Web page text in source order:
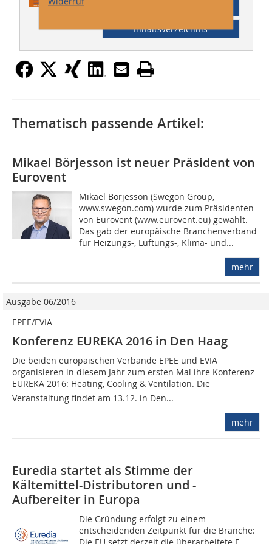
Inhaltsverzeichnis
Thematisch passende Artikel:
Mikael Börjesson ist neuer Präsident von
Eurovent
Mikael Börjesson (Swegon Group,
www.swegon.com) wurde zum Präsidenten
von Eurovent (www.eurovent.eu) gewählt.
Das gab der europäische Branchenverband
für Heizungs-, Lüftungs-, Klima- und...
mehr
Ausgabe 06/2016
EPEE/EVIA
Konferenz EUREKA 2016 in Den Haag
Die beiden europäischen Verbände EPEE und EVIA
organisieren in diesem Jahr zum ersten Mal ihre Konferenz
EUREKA 2016: Heating, Cooling & Ventilation. Die
Veranstaltung findet am 13.12. in Den...
mehr
Euredia startet als Stimme der
Kältemittel-Distributoren und -
Aufbereiter in Europa
Die Gründung erfolgt zu einem
entscheidenden Zeitpunkt für die Branche: